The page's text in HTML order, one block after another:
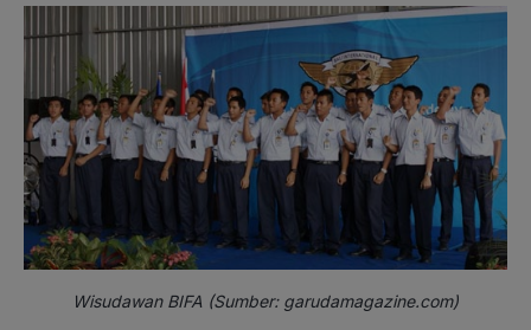
Wisudawan BIFA (Sumber: garudamagazine.com)